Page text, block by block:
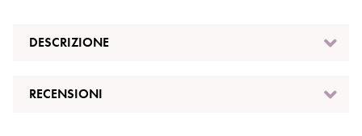
DESCRIZIONE
RECENSIONI